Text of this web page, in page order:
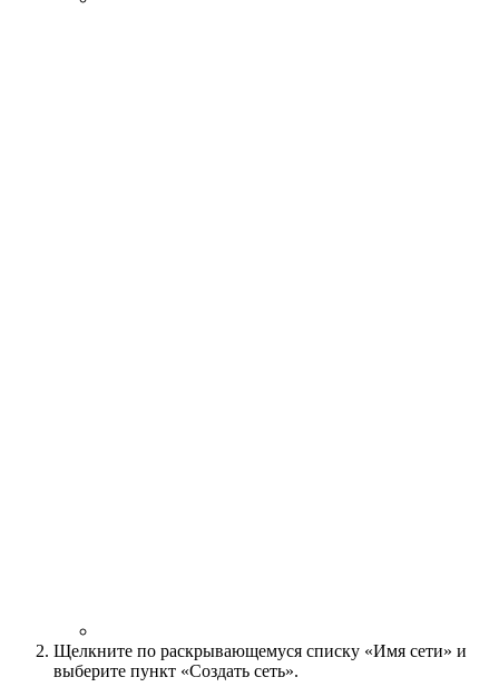
Щелкните по раскрывающемуся списку «Имя сети» и
выберите пункт «Создать сеть».